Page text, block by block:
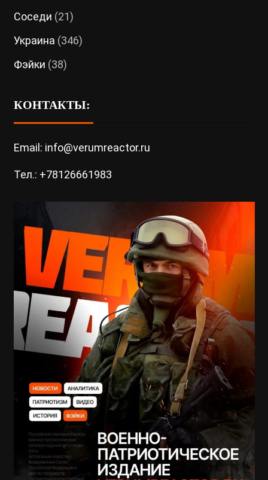
Соседи (21)
Украина (346)
Фэйки (38)
КОНТАКТЫ:
Email: info@verumreactor.ru
Тел.: +78126661983